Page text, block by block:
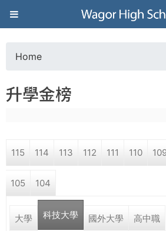
Jump to
葳
格
高
學
o
a
r
e
Home
升學金榜
115 114 113 112 111 110
105 104
大學 科技大學 國外大學 高中職